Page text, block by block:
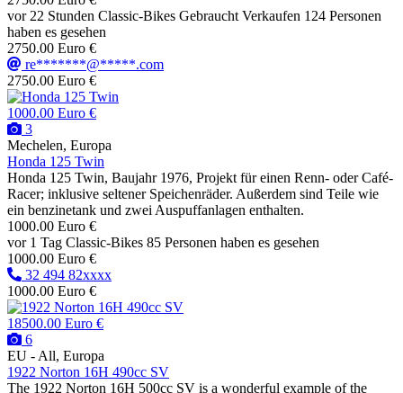
vor 22 Stunden Classic-Bikes Gebraucht Verkaufen 124 Personen
haben es gesehen
2750.00 Euro €
re*******@*****.com
2750.00 Euro €
1000.00 Euro €
3
Mechelen, Europa
Honda 125 Twin
Honda 125 Twin, Baujahr 1976, Projekt für einen Renn- oder Café-
Racer; inklusive seltener Speichenräder. Außerdem sind Teile wie
ein benzinetank und zwei Auspuffanlagen enthalten.
1000.00 Euro €
vor 1 Tag Classic-Bikes 85 Personen haben es gesehen
1000.00 Euro €
32 494 82xxxx
1000.00 Euro €
18500.00 Euro €
6
EU - All, Europa
1922 Norton 16H 490cc SV
The 1922 Norton 16H 500cc SV is a wonderful example of the